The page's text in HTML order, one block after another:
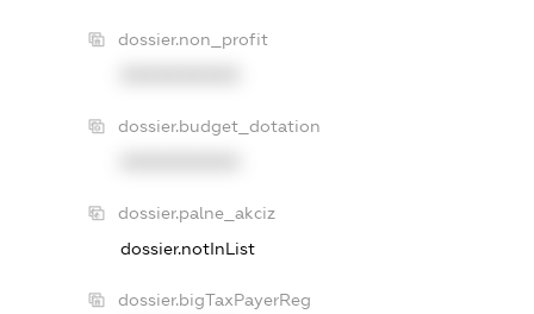
dossier.non_profit
dossier.budget_dotation
dossier.palne_akciz
dossier.notInList
dossier.bigTaxPayerReg